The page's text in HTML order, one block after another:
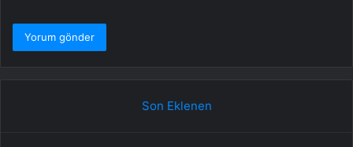
Son Eklenen